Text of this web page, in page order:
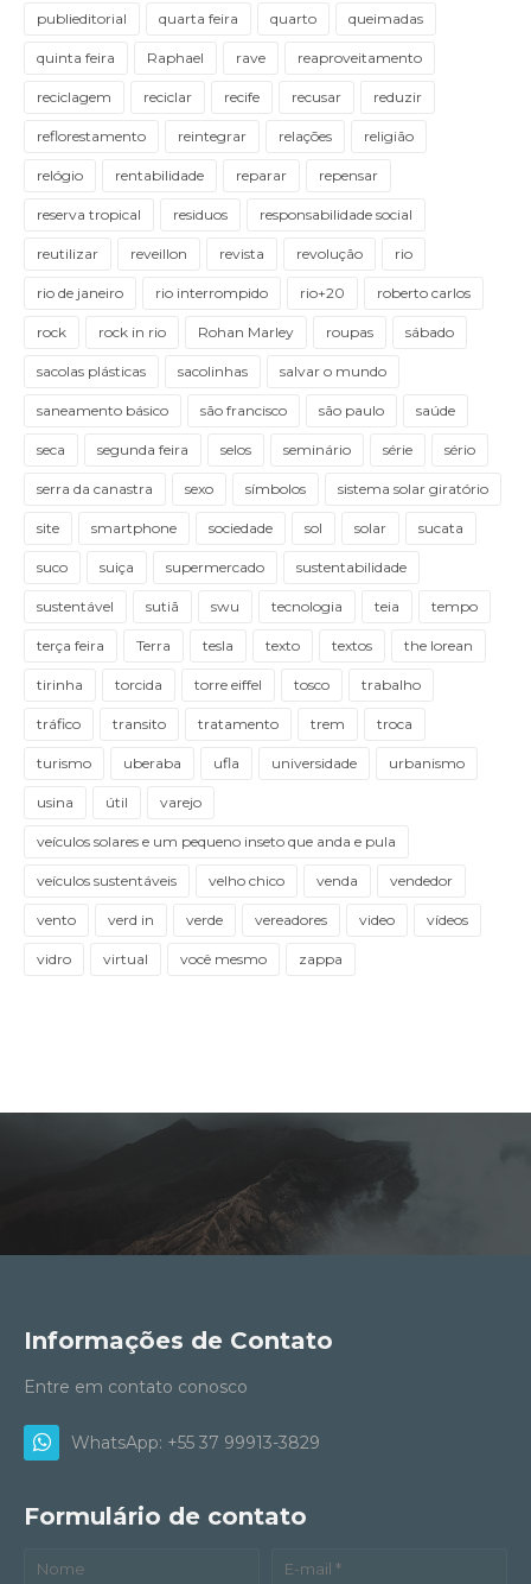
publieditorial quarta feira quarto queimadas
quinta feira Raphael rave reaproveitamento
reciclagem reciclar recife recusar reduzir
reflorestamento reintegrar relações religião
relógio rentabilidade reparar repensar
reserva tropical residuos responsabilidade social
reutilizar reveillon revista revolução rio
rio de janeiro rio interrompido rio+20 roberto carlos
rock rock in rio Rohan Marley roupas sábado
sacolas plásticas sacolinhas salvar o mundo
saneamento básico são francisco são paulo saúde
seca segunda feira selos seminário série sério
serra da canastra sexo símbolos sistema solar giratório
site smartphone sociedade sol solar sucata
suco suiça supermercado sustentabilidade
sustentável sutiã swu tecnologia teia tempo
terça feira Terra tesla texto textos the lorean
tirinha torcida torre eiffel tosco trabalho
tráfico transito tratamento trem troca
turismo uberaba ufla universidade urbanismo
usina útil varejo
veículos solares e um pequeno inseto que anda e pula
veículos sustentáveis velho chico venda vendedor
vento verd in verde vereadores video vídeos
vidro virtual você mesmo zappa
Informações de Contato
Entre em contato conosco
WhatsApp: +55 37 99913-3829
Formulário de contato